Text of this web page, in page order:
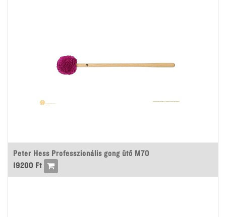
Peter Hess Professzionális gong ütő M70
19200 Ft